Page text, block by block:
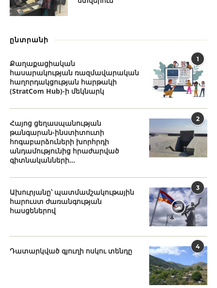
ընտրանի
1
Քաղաքացիական
հասարակության ռազմավարական
հաղորդակցության հարթակի
(StratCom Hub)-ի մեկնարկ
2
Հայոց ցեղասպանության
թանգարան-ինստիտուտի
հոգաբարձուների խորհրդի
անդամությունից հրաժարված
գիտնականների...
3
Ախուրյանը՝ պատմամշակութային
հարուստ ժառանգության
հասցեներով
4
Դատարկված գյուղի ոսկու տենդը